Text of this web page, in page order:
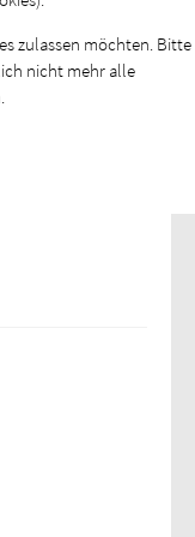
der
für die
fest, dass
Euro für das
sind für die
zulassen möchten. Bitte
nicht mehr alle